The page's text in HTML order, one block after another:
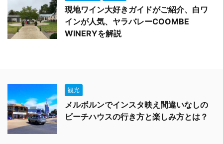
現地ワイン大好きガイドがご紹介、白ワ
インが人気、ヤラバレーCOOMBE
WINERYを解説
観光
メルボルンでインスタ映え間違いなしの
ビーチハウスの行き方と楽しみ方とは？